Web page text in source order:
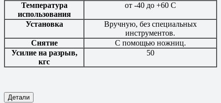
Температура
использования
от -40 до +60 С
Установка
Вручную, без специальных
инструментов.
Снятие
С помощью ножниц.
Усилие на разрыв,
кгс
50
Детали